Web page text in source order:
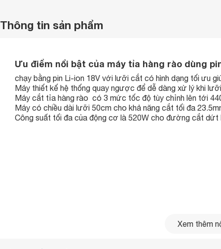
Thông tin sản phẩm
Ưu điểm nổi bật của máy tỉa hàng rào dùng
chạy bằng pin Li-ion 18V với lưỡi cắt có hình dạng tối ưu
Máy thiết kế hệ thống quay ngược để dễ dàng xử lý khi
Máy cắt tỉa hàng rào có 3 mức tốc độ tùy chỉnh lên tới
Máy có chiều dài lưỡi 50cm cho khả năng cắt tối đa
Công suất tối đa của động cơ là 520W cho đường cắt
Xem thêm